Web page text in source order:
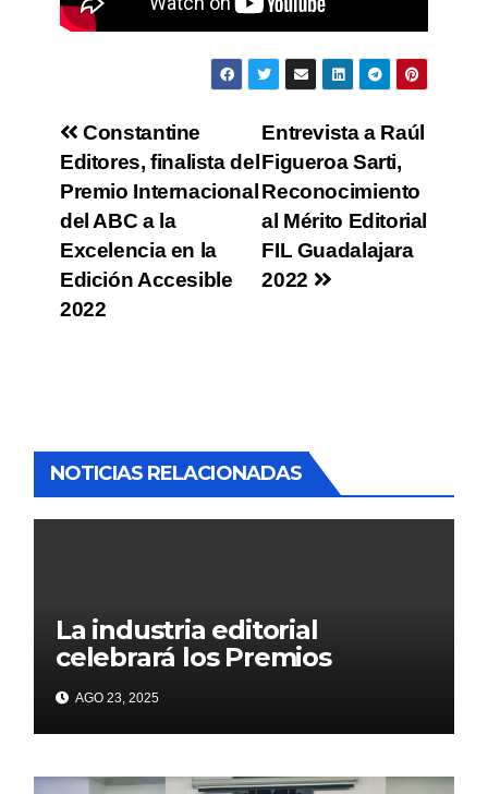
Entrevista a Raúl
Figueroa Sarti,
Reconocimiento
al Mérito Editorial
FIL Guadalajara
2022
Constantine
Editores, finalista del
Premio Internacional
del ABC a la
Excelencia en la
Edición Accesible
2022
NOTICIAS RELACIONADAS
La industria editorial
celebrará los Premios
CANIEM 2025 el 12 de
noviembre
AGO 23, 2025